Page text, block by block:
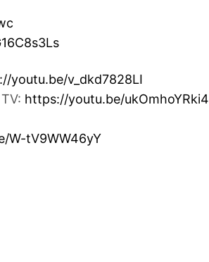
youtu.be/v_dkd7828LI
https://youtu.be/ukOmhoYRki4
W-tV9WW46yY